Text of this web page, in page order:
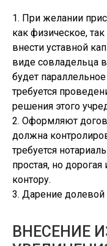
1. При желании
как физическое,
внести уставной
виде совладельца
будет
требуется
решения этого
2. Оформляют
должна
требуется
простая, но
контору.
3. Дарение долевой
ВНЕСЕНИЕ